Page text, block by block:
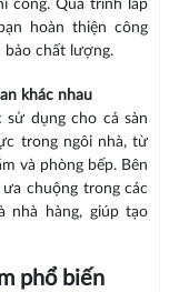
công. Quá trình lắp
hoàn thiện công
bảo chất lượng.
khác nhau
sử dụng cho cả sàn
trong ngôi nhà, từ
và phòng bếp. Bên
chuộng trong các
nhà hàng, giúp tạo
phổ biến